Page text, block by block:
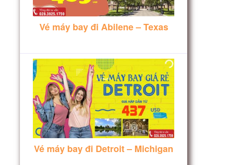
Vé máy bay đi Abilene – Texas
Vé máy bay đi Detroit – Michigan